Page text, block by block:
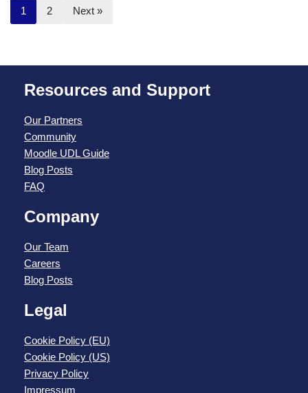
1 2 Next »
Resources and Support
Our Partners
Community
Moodle UDL Guide
Blog Posts
FAQ
Company
Our Team
Careers
Blog Posts
Legal
Cookie Policy (EU)
Cookie Policy (US)
Privacy Policy
Impressum